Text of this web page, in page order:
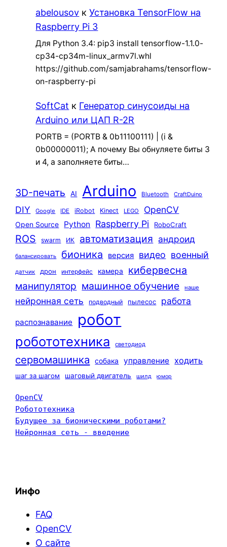
abelousov кУстановка TensorFlow на
Raspberry Pi 3
Для Python 3.4: pip3 install tensorflow-1.1.0-
cp34-cp34m-linux_armv7l.whl
https://github.com/samjabrahams/tensorflow-
on-raspberry-pi
SoftCat к Генератор синусоиды на
Arduino или ЦАП R-2R
PORTB = (PORTB & 0b11100111) | (i &
0b00000011); А почему Вы обнуляете биты 3
и 4, а заполняете биты…
3D-печать AI Arduino Bluetooth CraftDuino
DIY Google IDE iRobot Kinect LEGO OpenCV
Open Source Python Raspberry Pi RoboCraft
ROS swarm ИК автоматизация андроид
балансировать бионика версия видео военный
датчик дрон интерфейс камера кибервесна
манипулятор машинное обучение наше
нейронная сеть подводный пылесос работа
распознавание робот
робототехника светодиод
сервомашинка собака управление ходить
шаг за шагом шаговый двигатель шилд юмор
OpenCV
Робототехника
Будущее за бионическими роботами?
Нейронная сеть - введение
Инфо
FAQ
OpenCV
О сайте